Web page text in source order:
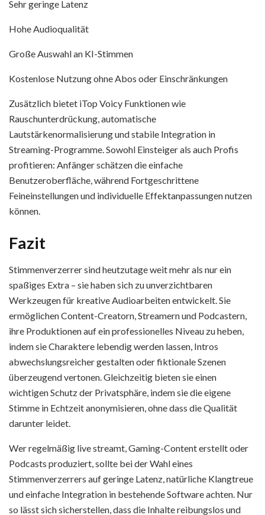
Sehr geringe Latenz
Hohe Audioqualität
Große Auswahl an KI-Stimmen
Kostenlose Nutzung ohne Abos oder Einschränkungen
Zusätzlich bietet iTop Voicy Funktionen wie
Rauschunterdrückung, automatische
Lautstärkenormalisierung und stabile Integration in
Streaming-Programme. Sowohl Einsteiger als auch Profis
profitieren: Anfänger schätzen die einfache
Benutzeroberfläche, während Fortgeschrittene
Feineinstellungen und individuelle Effektanpassungen nutzen
können.
Fazit
Stimmenverzerrer sind heutzutage weit mehr als nur ein
spaßiges Extra – sie haben sich zu unverzichtbaren
Werkzeugen für kreative Audioarbeiten entwickelt. Sie
ermöglichen Content-Creatorn, Streamern und Podcastern,
ihre Produktionen auf ein professionelles Niveau zu heben,
indem sie Charaktere lebendig werden lassen, Intros
abwechslungsreicher gestalten oder fiktionale Szenen
überzeugend vertonen. Gleichzeitig bieten sie einen
wichtigen Schutz der Privatsphäre, indem sie die eigene
Stimme in Echtzeit anonymisieren, ohne dass die Qualität
darunter leidet.
Wer regelmäßig live streamt, Gaming-Content erstellt oder
Podcasts produziert, sollte bei der Wahl eines
Stimmenverzerrers auf geringe Latenz, natürliche Klangtreue
und einfache Integration in bestehende Software achten. Nur
so lässt sich sicherstellen, dass die Inhalte reibungslos und